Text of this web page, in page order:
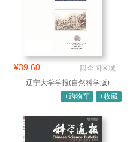
¥39.60
限全国区域
辽宁大学学报(自然科学版)
+购物车
+收藏